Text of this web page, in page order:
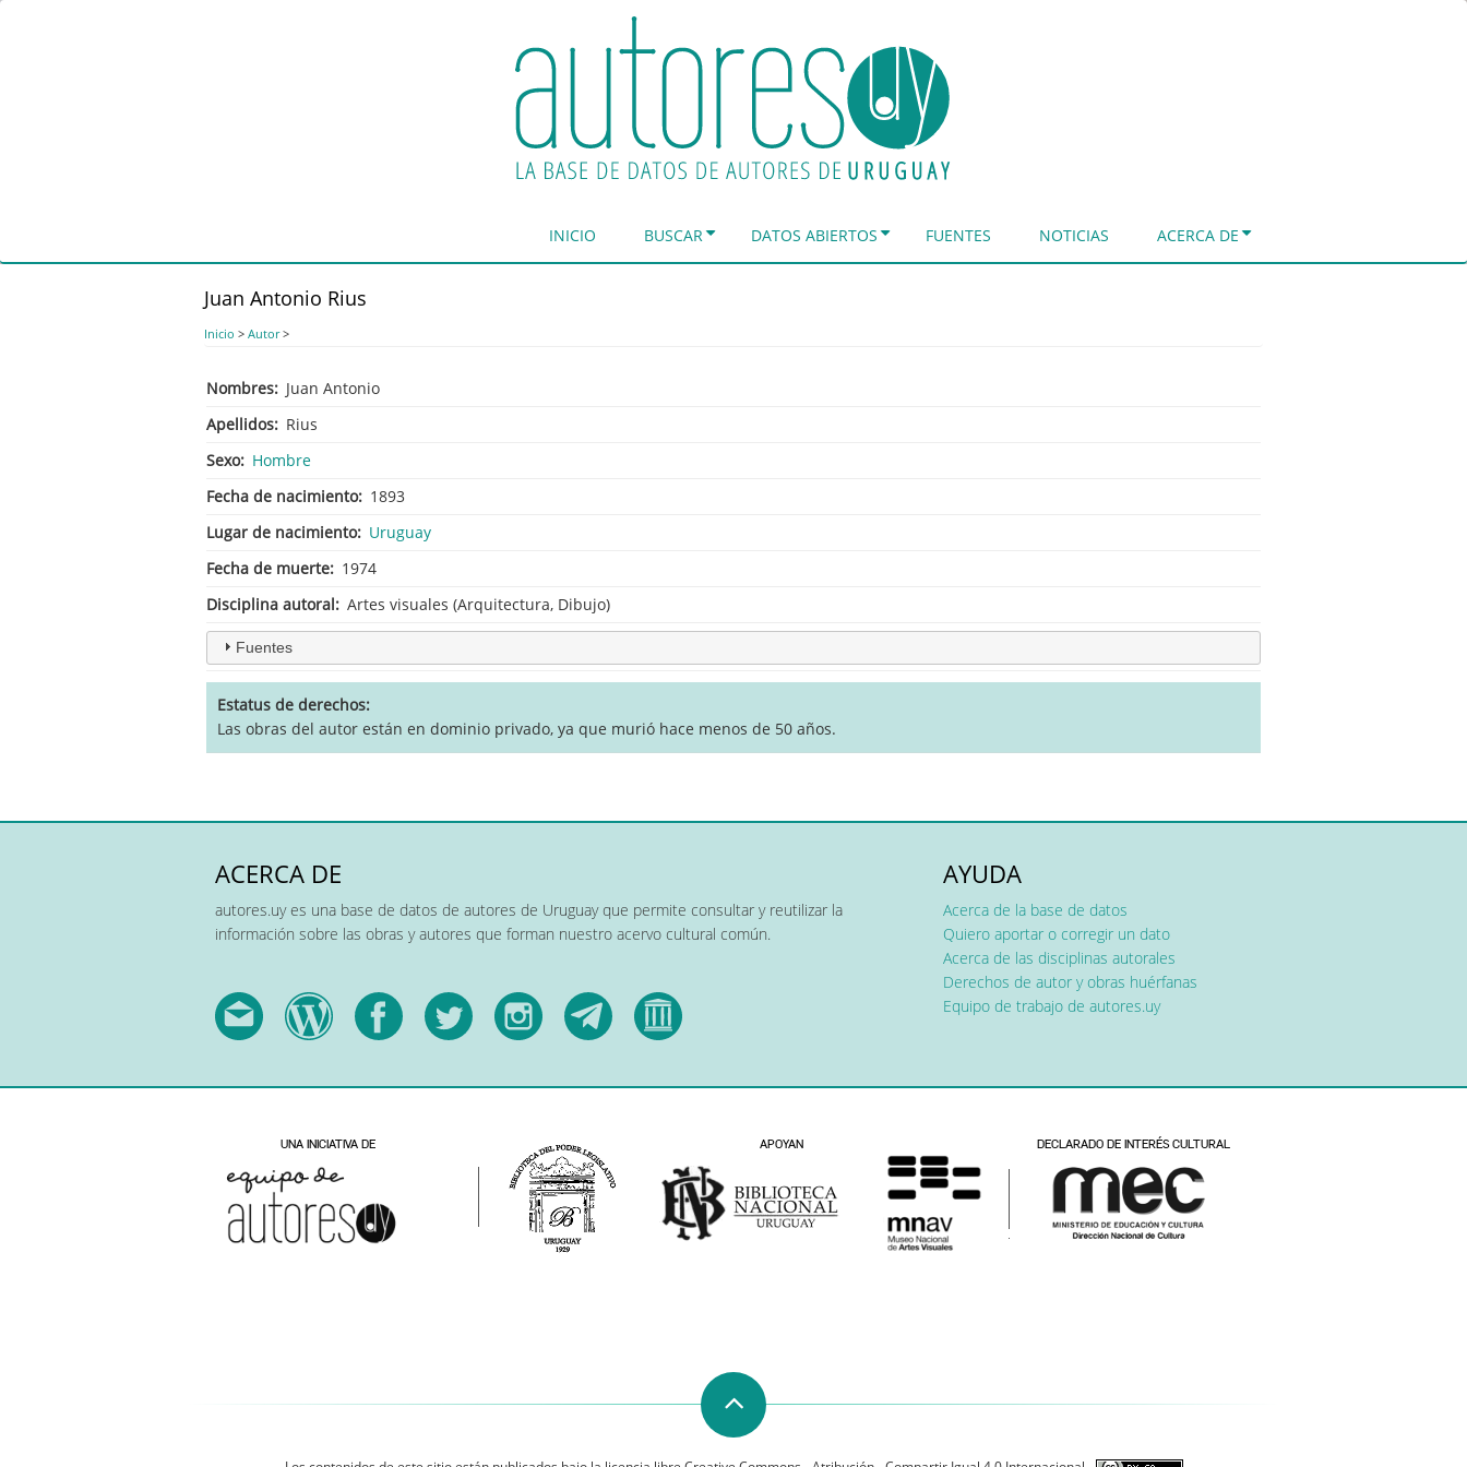
INICIO BUSCAR DATOS ABIERTOS FUENTES NOTICIAS ACERCA DE
Juan Antonio Rius
Inicio > Autor>
Nombres
Juan Antonio
Apellidos
Rius
Sexo
Hombre
Fecha de nacimiento
1893
Lugar de nacimiento
Uruguay
Fecha de muerte
1974
Disciplina autoral
Artes visuales (Arquitectura, Dibujo)
Fuentes
Estatus de derechos
Las obras del autor están en dominio privado, ya que murió hace menos de 50 años.
ACERCA DE
autores.uy es una base de datos de autores de Uruguay que permite consultar y reutilizar la
información sobre las obras y autores que forman nuestro acervo cultural común.
AYUDA
Acerca de la base de datos
Quiero aportar o corregir un dato
Acerca de las disciplinas autorales
Derechos de autor y obras huérfanas
Equipo de trabajo de autores.uy